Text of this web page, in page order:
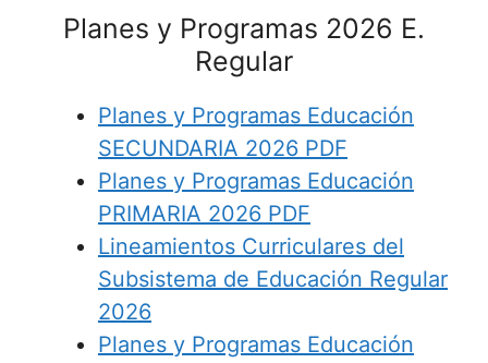
Planes y Programas 2026 E.
Regular
Planes y Programas Educación
SECUNDARIA 2026 PDF
Planes y Programas Educación
PRIMARIA 2026 PDF
Lineamientos Curriculares del
Subsistema de Educación Regular
2026
Planes y Programas Educación